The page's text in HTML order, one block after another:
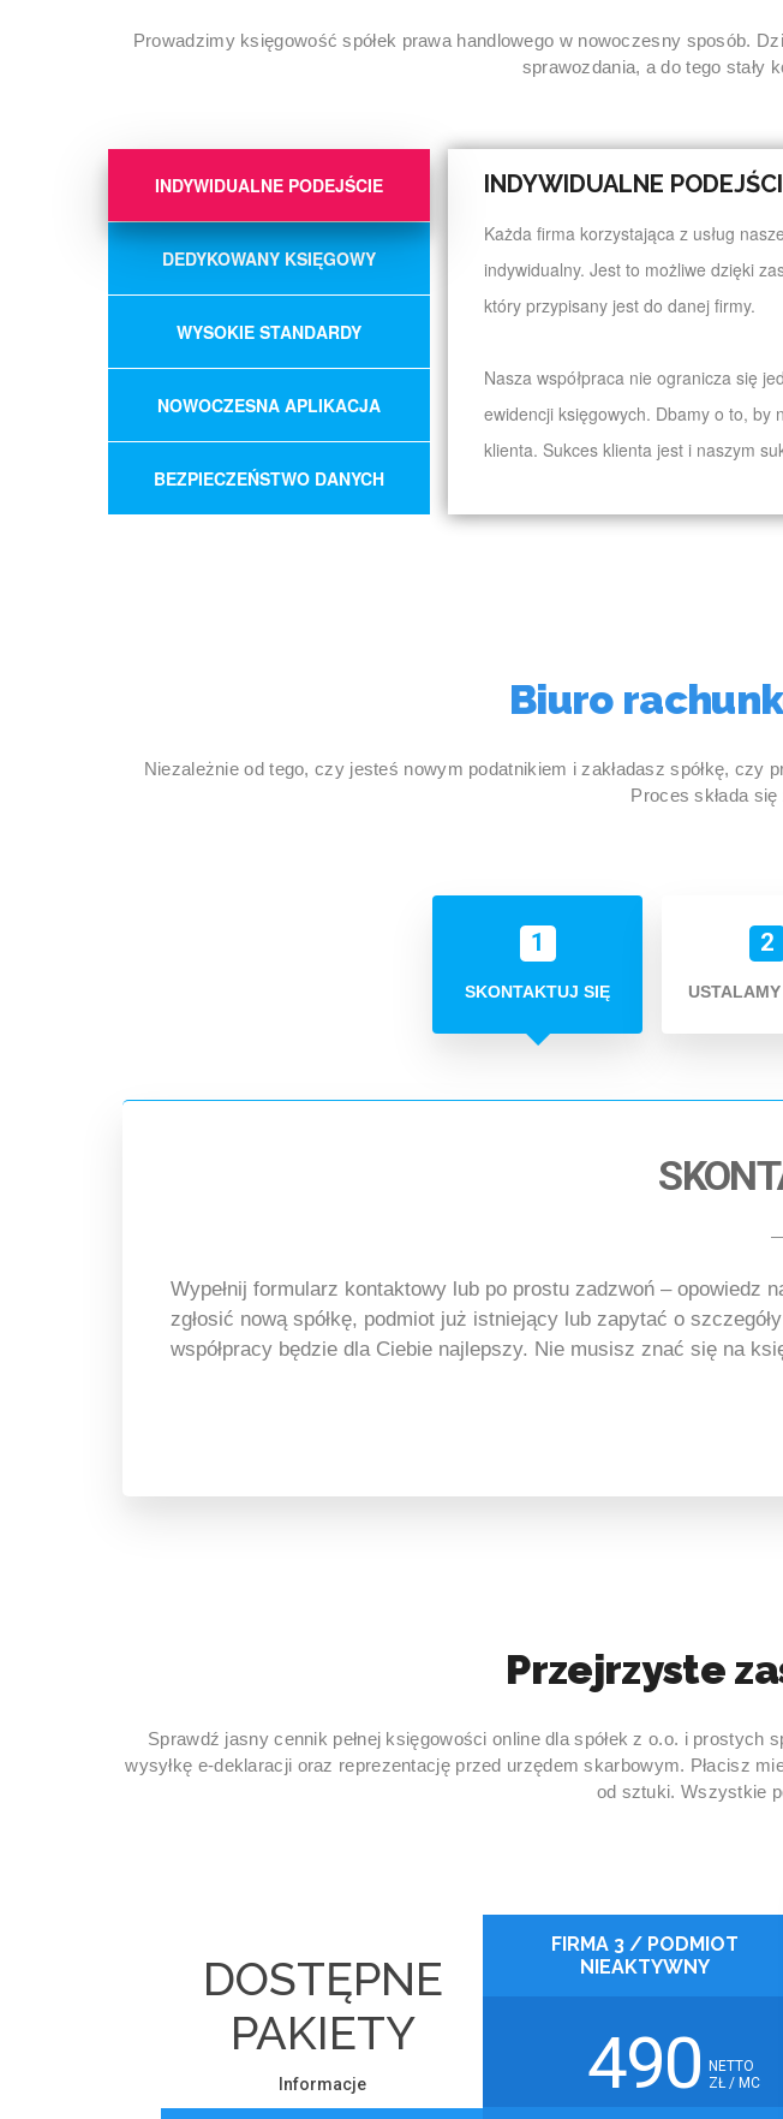
Prowadzimy księgowość spółek prawa handlowego w nowoczesny sposób.
sprawozdania, a do tego stały
INDYWIDUALNE PODEJŚCIE
DEDYKOWANY KSIĘGOWY
WYSOKIE STANDARDY
NOWOCZESNA APLIKACJA
BEZPIECZEŃSTWO DANYCH
INDYWIDUALNE
Każda firma korzystająca z usług
indywidualny. Jest to możliwe dzięki
który przypisany jest do danej firmy.
Nasza współpraca nie ogranicza się
ewidencji księgowych. Dbamy o to, by
klienta. Sukces klienta jest i naszym
Biuro
Niezależnie od tego, czy jesteś nowym podatnikiem i zakładasz spółkę, czy
Proces składa
1
SKONTAKTUJ SIĘ
2
Wypełnij formularz kontaktowy lub po prostu zadzwoń –
zgłosić nową spółkę, podmiot już istniejący lub zapytać o
współpracy będzie dla Ciebie najlepszy. Nie musisz znać się na
Przejrzyste
Sprawdź jasny cennik pełnej księgowości online dla spółek z o.o. i prostych
wysyłkę e-deklaracji oraz reprezentację przed urzędem skarbowym. Płacisz
od sztuki. Wszystkie
DOSTĘPNE
PAKIETY
Informacje
FIRMA 3 / PODMIOT
NIEAKTYWNY
490 ZŁ / MC
NETTO